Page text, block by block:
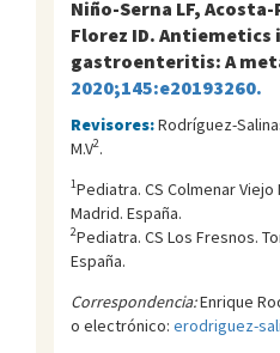
Niño-Serna LF,
Florez ID.
gastroenteritis: A
2020;145:e20193260.
Revisores:Rodríguez-
M.V2.
1Pediatra. CS Colmenar
Madrid. España.
2Pediatra. CS Los Fresnos.
España.
Correspondencia:Enrique
o electrónico: erodriguez-